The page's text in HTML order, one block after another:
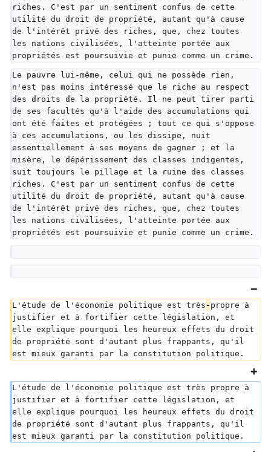
riches. C'est par un sentiment confus de cette
utilité du droit de propriété, autant qu'à cause
de l'intérêt privé des riches, que, chez toutes
les nations civilisées, l'atteinte portée aux
propriétés est poursuivie et punie comme un crime.
Le pauvre lui-même, celui qui ne possède rien,
n'est pas moins intéressé que le riche au respect
des droits de la propriété. Il ne peut tirer parti
de ses facultés qu'à l'aide des accumulations qui
ont été faites et protégées ; tout ce qui s'oppose
à ces accumulations, ou les dissipe, nuit
essentiellement à ses moyens de gagner ; et la
misère, le dépérissement des classes indigentes,
suit toujours le pillage et la ruine des classes
riches. C'est par un sentiment confus de cette
utilité du droit de propriété, autant qu'à cause
de l'intérêt privé des riches, que, chez toutes
les nations civilisées, l'atteinte portée aux
propriétés est poursuivie et punie comme un crime.
L'étude de l'économie politique est très - propre à
justifier et à fortifier cette législation, et
elle explique pourquoi les heureux effets du droit
de propriété sont d'autant plus frappants, qu'il
est mieux garanti par la constitution politique.
L'étude de l'économie politique est très propre à
justifier et à fortifier cette législation, et
elle explique pourquoi les heureux effets du droit
de propriété sont d'autant plus frappants, qu'il
est mieux garanti par la constitution politique.